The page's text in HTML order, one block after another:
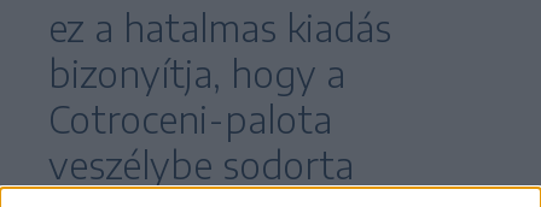
ez a hatalmas kiadás
bizonyítja, hogy a
Cotroceni-palota
veszélybe sodorta